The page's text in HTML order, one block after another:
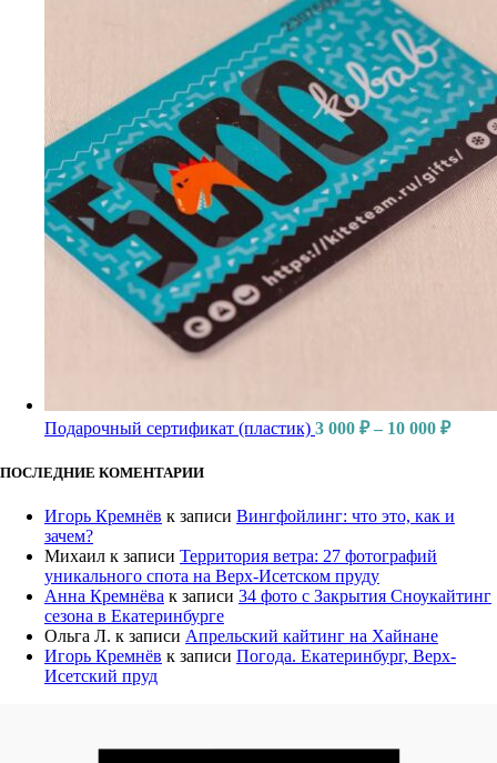
Подарочный сертификат (пластик) 3 000 ₽ – 10 000 ₽
ПОСЛЕДНИЕ КОМЕНТАРИИ
Игорь Кремнёв к записи Вингфойлинг: что это, как и
зачем?
Михаил к записи Территория ветра: 27 фотографий
уникального спота на Верх-Исетском пруду
Анна Кремнёва к записи 34 фото с Закрытия Сноукайтинг
сезона в Екатеринбурге
Ольга Л. к записи Апрельский кайтинг на Хайнане
Игорь Кремнёв к записи Погода. Екатеринбург, Верх-
Исетский пруд